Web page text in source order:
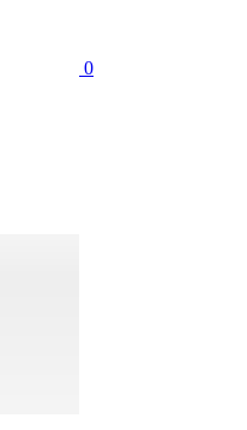
0